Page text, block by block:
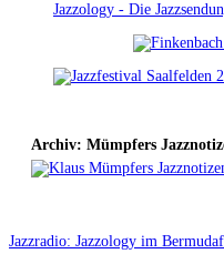
Jazzology - Die
Archiv: Mümpfers
Jazzradio: Jazzology im